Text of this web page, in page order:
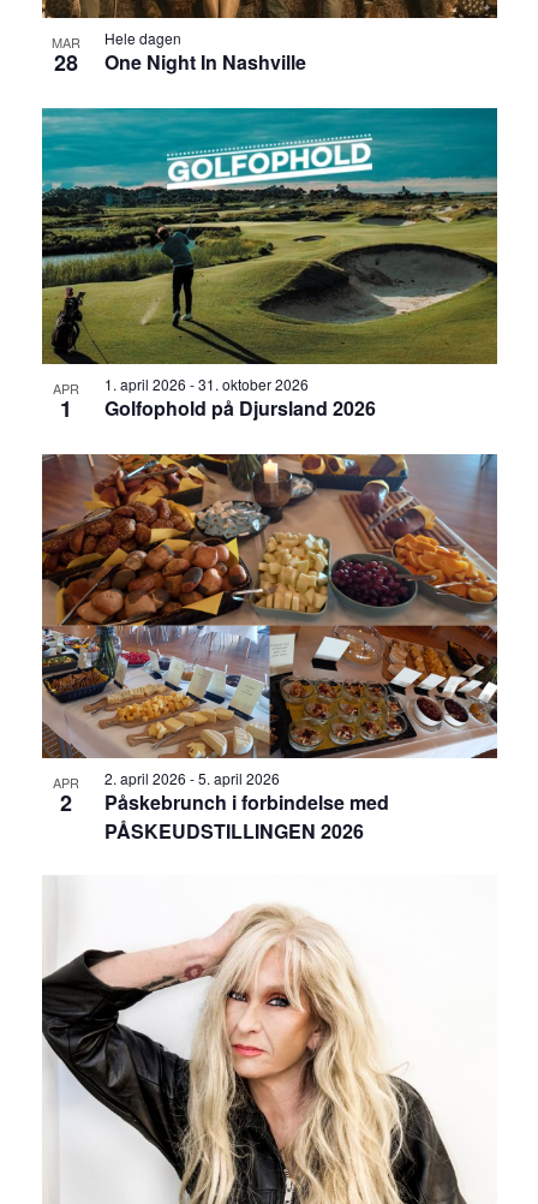
MAR
28
Hele dagen
One Night In Nashville
APR
1
1. april 2026 -31. oktober 2026
Golfophold på Djursland 2026
APR
2
2. april 2026 -5. april 2026
Påskebrunch i forbindelse med
PÅSKEUDSTILLINGEN 2026